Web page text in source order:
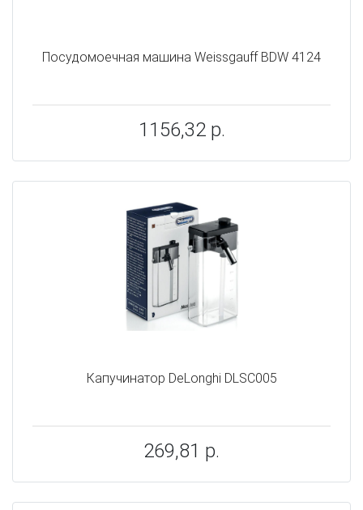
Посудомоечная машина Weissgauff BDW 4124
1156,32 р.
Капучинатор DeLonghi DLSC005
269,81 р.